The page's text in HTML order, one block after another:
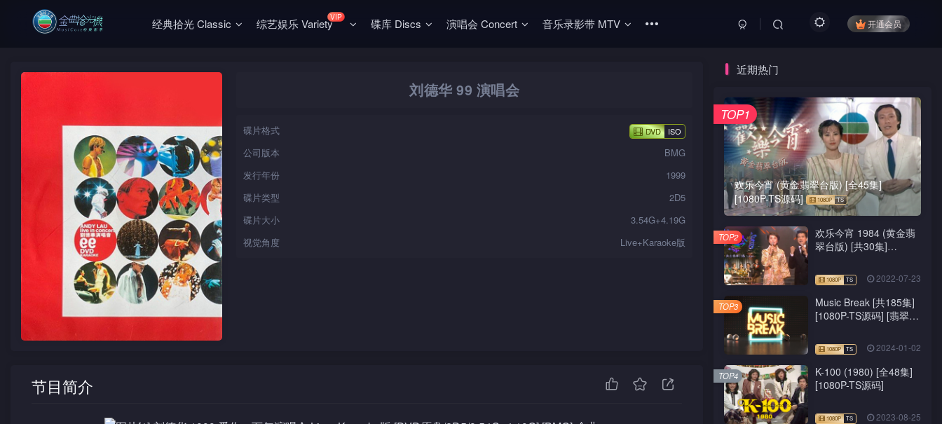
经典拾光 Classic 综艺娱乐 VarietyVIP 碟库 Discs 演唱会 Concert 音乐录影带 MTV 开通会员
刘德华 99 演唱会
碟片格式 DVD ISO
公司版本
BMG
发行年份
1999
碟片类型
2D5
碟片大小
3.54G+4.19G
视觉角度
Live+Karaoke版
节目简介
近期热门
欢乐今宵 (黄金翡翠台版) [全45集]
[1080P-TS源码]
TOP1
欢乐今宵 1984 (黄金翡
翠台版) [共30集]
2022-07-23
TOP2
Music Break [共185集]
[1080P-TS源码] [翡翠
2024-01-02
TOP3
K-100 (1980) [全48集]
[1080P-TS源码]
2023-08-25
TOP4